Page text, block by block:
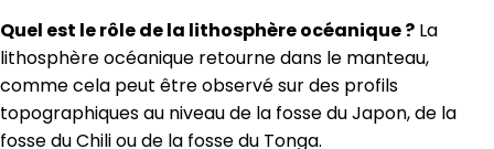
Quel est le rôle de la lithosphère océanique ? La
lithosphère océanique retourne dans le manteau,
comme cela peut être observé sur des profils
topographiques au niveau de la fosse du Japon, de la
fosse du Chili ou de la fosse du Tonga.